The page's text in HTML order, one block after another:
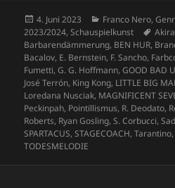
Veröffentlicht
am
4. Juni 2023 Kategorien
Franco Nero,
2023/2024,Schauspielkunst
Barbarendämmerung, BEN HUR,
Bacalov, E. Bernstein, F. Sancho,
Fumetti,G. G. Hoffmann,GOOD BAD
José Terrón, King Kong, LITTLE BIG
Loredana Nusciak, MAGNIFICENT
Peckinpah, Pointillismus, R. Deodato,
Roberts, Ryan Gosling,S. Corbucci,
SPARTACUS,STAGECOACH,Tarantino
TODESMELODIE